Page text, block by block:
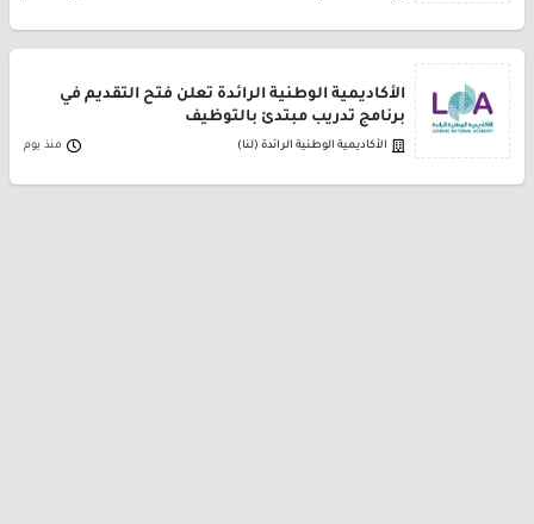
الأكاديمية الوطنية الرائدة تعلن فتح التقديم في
برنامج تدريب مبتدئ بالتوظيف
الأكاديمية الوطنية الرائدة (لنا) منذ يوم